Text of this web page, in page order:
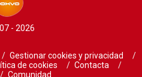
- 2026
Gestionar cookies y privacidad
de cookies
Contacta
Comunidad